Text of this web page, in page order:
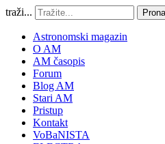
traži...
Astronomski magazin
O AM
AM časopis
Forum
Blog AM
Stari AM
Pristup
Kontakt
VoBaNISTA